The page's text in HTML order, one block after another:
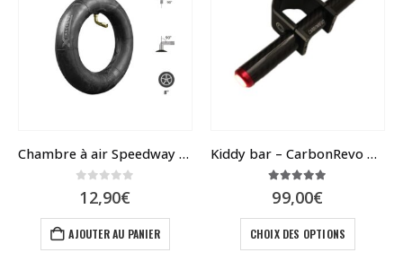
Chambre à air Speedway mini 4
12,90€
AJOUTER AU PANIER
Kiddy bar – CarbonRevo pour toutes dualtron
99,00€
CHOIX DES OPTIONS
Ce produit a plusieurs variations. Les options peuvent être choisies sur la page du produit